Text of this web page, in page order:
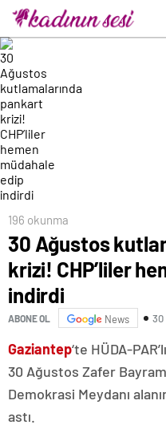
196 okunma
30 Ağustos
krizi! CHP’liler
indirdi
ABONE OL News 30
Gaziantep‘te HÜDA-
30 Ağustos Zafer
Demokrasi Meydanı
astı.